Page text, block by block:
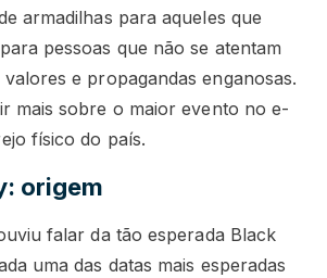
armadilhas para aqueles que
pessoas que não se atentam
e propagandas enganosas.
mais sobre o maior evento no e-
físico do país.
origem
falar da tão esperada Black
uma das datas mais esperadas